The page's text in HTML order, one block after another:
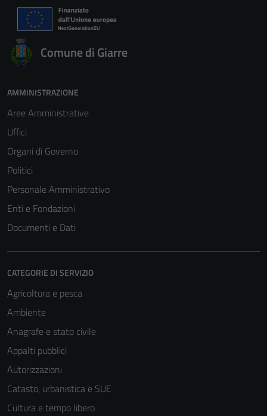
Comune di Giarre
AMMINISTRAZIONE
Aree Amministrative
Uffici
Organi di Governo
Politici
Personale Amministrativo
Enti e Fondazioni
Documenti e Dati
CATEGORIE DI SERVIZIO
Agricoltura e pesca
Ambiente
Anagrafe e stato civile
Appalti pubblici
Autorizzazioni
Catasto, urbanistica e SUE
Cultura e tempo libero